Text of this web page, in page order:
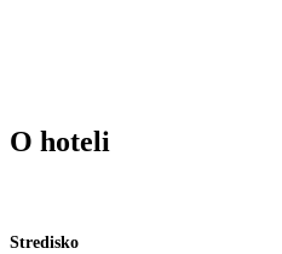
O hoteli
Stredisko